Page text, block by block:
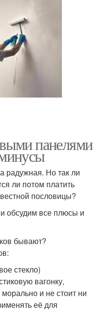
панелями
радужная. Но так ли
ли потом платить
пословицы?
обсудим все плюсы и
бывают?
стекло)
вагонку,
и не стоит ни
её для